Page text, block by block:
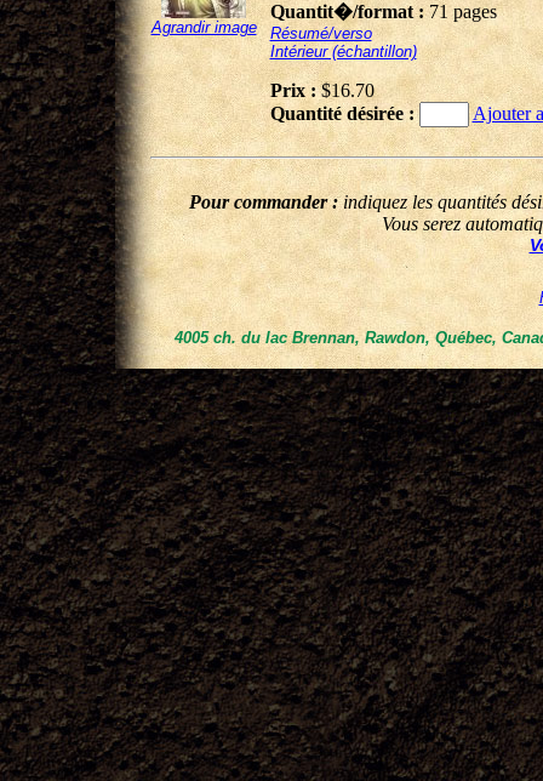
Agrandir image
Quantit�/format :71 pages
Résumé/verso
Intérieur (échantillon)
Prix :$16.70
Quantité désirée :
Ajouter
Pour commander :indiquez les quantités
Vous serez
4005 ch. du lac Brennan, Rawdon, Québec,